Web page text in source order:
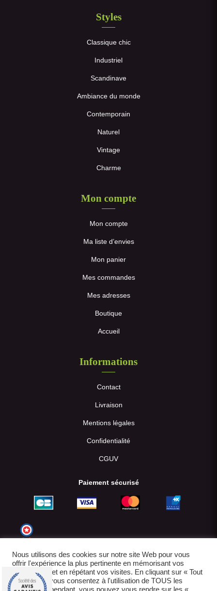
Styles
Classique chic
Industriel
Scandinave
Ambiance du monde
Contemporain
Naturel
Vintage
Charme
Mon compte
Mon compte
Ma liste d’envies
Mon panier
Mes commandes
Mes adresses
Boutique
Accueil
Informations
Contact
Livraison
Mentions légales
Confidentialité
CGUV
Paiement sécurisé
Nous utilisons des cookies sur notre site Web pour vous
offrir l'expérience la plus pertinente en mémorisant vos
préférences et en répétant vos visites. En cliquant sur « Tout
accepter », vous consentez à l'utilisation de TOUS les